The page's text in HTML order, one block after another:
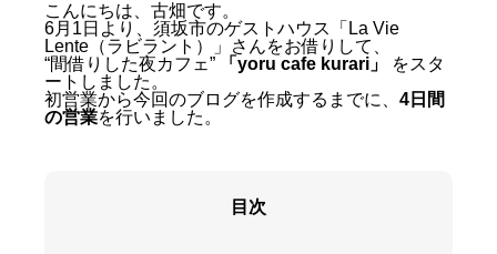
拠点紹介 移住相談 お問合せ
プライバシーポリシー
こんにちは、古畑です。
6月1日より、須坂市のゲストハウス「La Vie
Lente（ラビラント）」さんをお借りして、
“間借りした夜カフェ”
「yoru cafe kurari」
をスタ
ートしました。
初営業から今回のブログを作成するまでに、 4日間
の営業を行いました。
目次